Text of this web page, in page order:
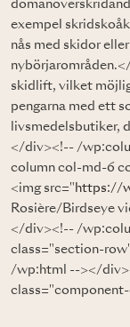
exempel
nås med skidor
skidlift, vilket
pengarna med ett
livsmedelsbutiker,
</div><!-- /
column col-md-6
<img src=" https://
Rosière/Birdseye
</div><!-- /
class="section-
/wp:html --></